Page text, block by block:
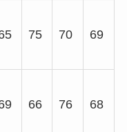
75 70 69
66 76 68